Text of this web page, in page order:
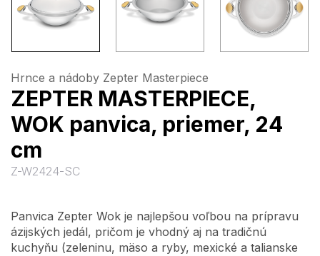
Hrnce a nádoby Zepter Masterpiece
ZEPTER MASTERPIECE,
WOK panvica, priemer, 24
cm
Z-W2424-SC
Panvica Zepter Wok je najlepšou voľbou na prípravu
ázijských jedál, pričom je vhodný aj na tradičnú
kuchyňu (zeleninu, mäso a ryby, mexické a talianske